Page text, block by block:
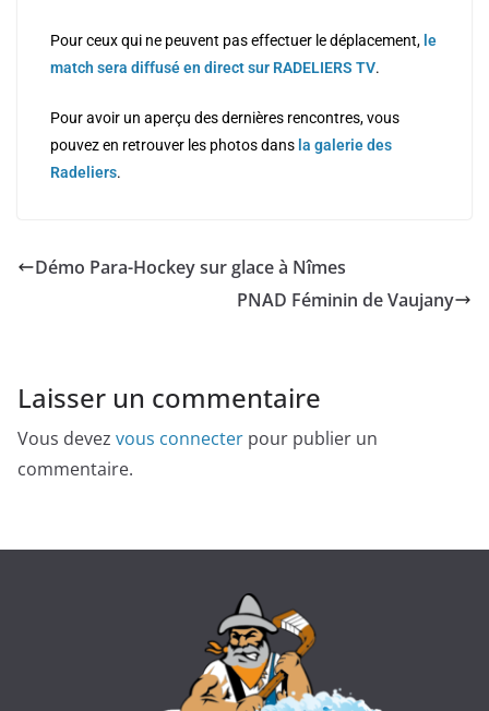
Pour ceux qui ne peuvent pas effectuer le déplacement, le
match sera diffusé en direct sur RADELIERS TV.
Pour avoir un aperçu des dernières rencontres, vous
pouvez en retrouver les photos dans la galerie des
Radeliers.
Démo Para-Hockey sur glace à Nîmes
PNAD Féminin de Vaujany
Laisser un commentaire
Vous devez vous connecter pour publier un
commentaire.